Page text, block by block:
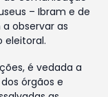
– Ibram e de
observar as
eleitoral.
é vedada a
órgãos e